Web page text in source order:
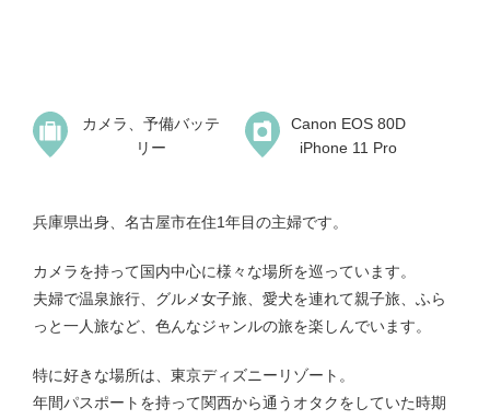
カメラ、予備バッテ
リー
Canon EOS 80D
iPhone 11 Pro
兵庫県出身、名古屋市在住1年目の主婦です。
カメラを持って国内中心に様々な場所を巡っています。
夫婦で温泉旅行、グルメ女子旅、愛犬を連れて親子旅、ふら
っと一人旅など、色んなジャンルの旅を楽しんでいます。
特に好きな場所は、東京ディズニーリゾート。
年間パスポートを持って関西から通うオタクをしていた時期